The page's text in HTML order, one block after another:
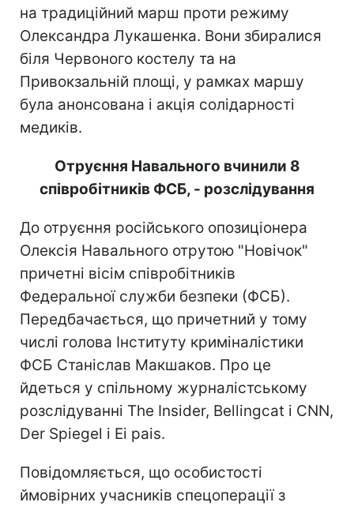
на традиційний марш проти режиму
Олександра Лукашенка. Вони збиралися
біля Червоного костелу та на
Привокзальній площі, у рамках маршу
була анонсована і акція солідарності
медиків.
Отруєння Навального вчинили 8
співробітників ФСБ, - розслідування
До отруєння російського опозиціонера
Олексія Навального отрутою "Новічок"
причетні вісім співробітників
Федеральної служби безпеки (ФСБ).
Передбачається, що причетний у тому
числі голова Інституту криміналістики
ФСБ Станіслав Макшаков. Про це
йдеться у спільному журналістському
розслідуванні The Insider, Bellingcat і CNN,
Der Spiegel і Ei pais.
Повідомляється, що особистості
ймовірних учасників спецоперації з